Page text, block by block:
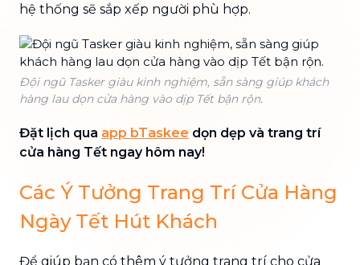
hệ thống sẽ sắp xếp người phù hợp.
Đội ngũ Tasker giàu kinh nghiệm, sẵn sàng giúp khách
hàng lau dọn cửa hàng vào dịp Tết bận rộn.
Đặt lịch qua app bTaskee dọn dẹp và trang trí
cửa hàng Tết ngay hôm nay!
Các Ý Tưởng Trang Trí Cửa Hàng
Ngày Tết Hút Khách
Để giúp bạn có thêm ý tưởng trang trí cho cửa